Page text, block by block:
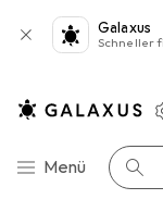
Galaxus
Schneller
Navigation nach
Menü Suche